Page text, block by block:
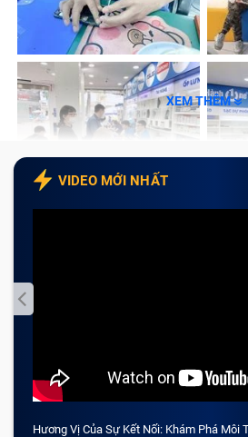
XEM THÊM
VIDEO MỚI NHẤT
Hương Vị Của Sự Kết Nối: Khám Phá Môi